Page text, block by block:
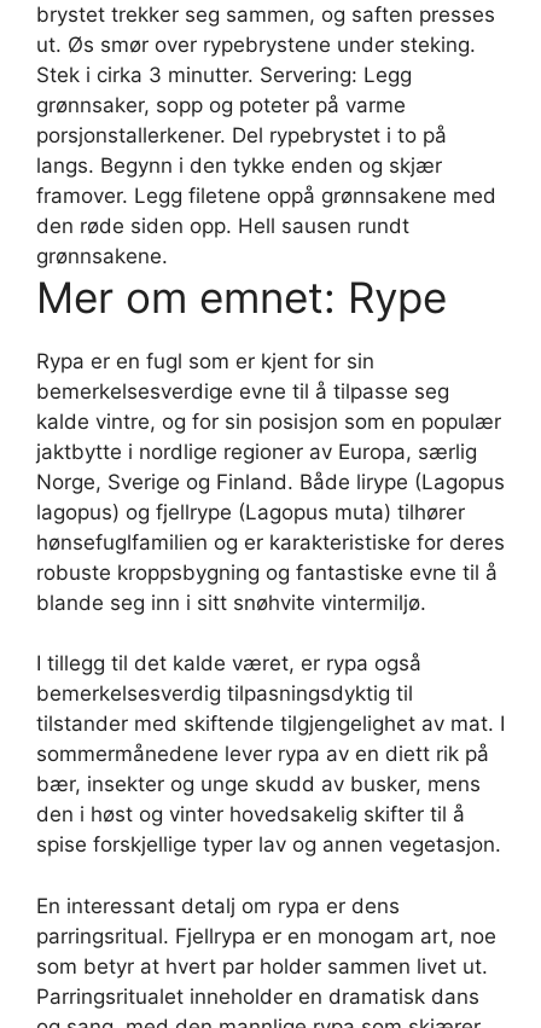
brystet trekker seg sammen, og saften presses
ut. Øs smør over rypebrystene under steking.
Stek i cirka 3 minutter. Servering: Legg
grønnsaker, sopp og poteter på varme
porsjonstallerkener. Del rypebrystet i to på
langs. Begynn i den tykke enden og skjær
framover. Legg filetene oppå grønnsakene med
den røde siden opp. Hell sausen rundt
grønnsakene.
Mer om emnet: Rype
Rypa er en fugl som er kjent for sin
bemerkelsesverdige evne til å tilpasse seg
kalde vintre, og for sin posisjon som en populær
jaktbytte i nordlige regioner av Europa, særlig
Norge, Sverige og Finland. Både lirype (Lagopus
lagopus) og fjellrype (Lagopus muta) tilhører
hønsefuglfamilien og er karakteristiske for deres
robuste kroppsbygning og fantastiske evne til å
blande seg inn i sitt snøhvite vintermiljø.
I tillegg til det kalde været, er rypa også
bemerkelsesverdig tilpasningsdyktig til
tilstander med skiftende tilgjengelighet av mat. I
sommermånedene lever rypa av en diett rik på
bær, insekter og unge skudd av busker, mens
den i høst og vinter hovedsakelig skifter til å
spise forskjellige typer lav og annen vegetasjon.
En interessant detalj om rypa er dens
parringsritual. Fjellrypa er en monogam art, noe
som betyr at hvert par holder sammen livet ut.
Parringsritualet inneholder en dramatisk dans